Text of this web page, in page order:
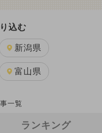
込む
新潟県
富山県
一覧
ランキング